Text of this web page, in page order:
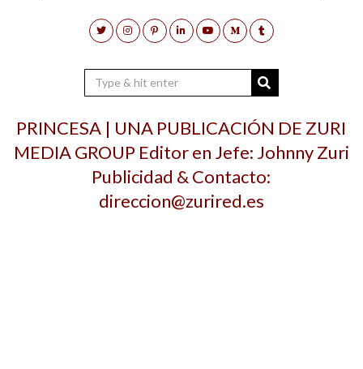
PRINCESA | UNA PUBLICACIÓN DE ZURI
MEDIA GROUP Editor en Jefe: Johnny Zuri
Publicidad & Contacto:
direccion@zurired.es